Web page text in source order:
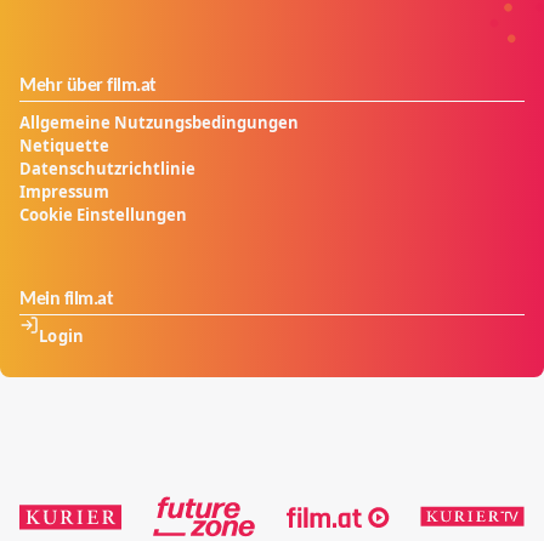
Mehr über film.at
Allgemeine Nutzungsbedingungen
Netiquette
Datenschutzrichtlinie
Impressum
Cookie Einstellungen
Mein film.at
Login